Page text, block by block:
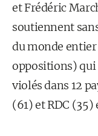
et Frédéric
soutiennent
du monde
oppositions) qui
violés dans 12
(61) et RDC (35)